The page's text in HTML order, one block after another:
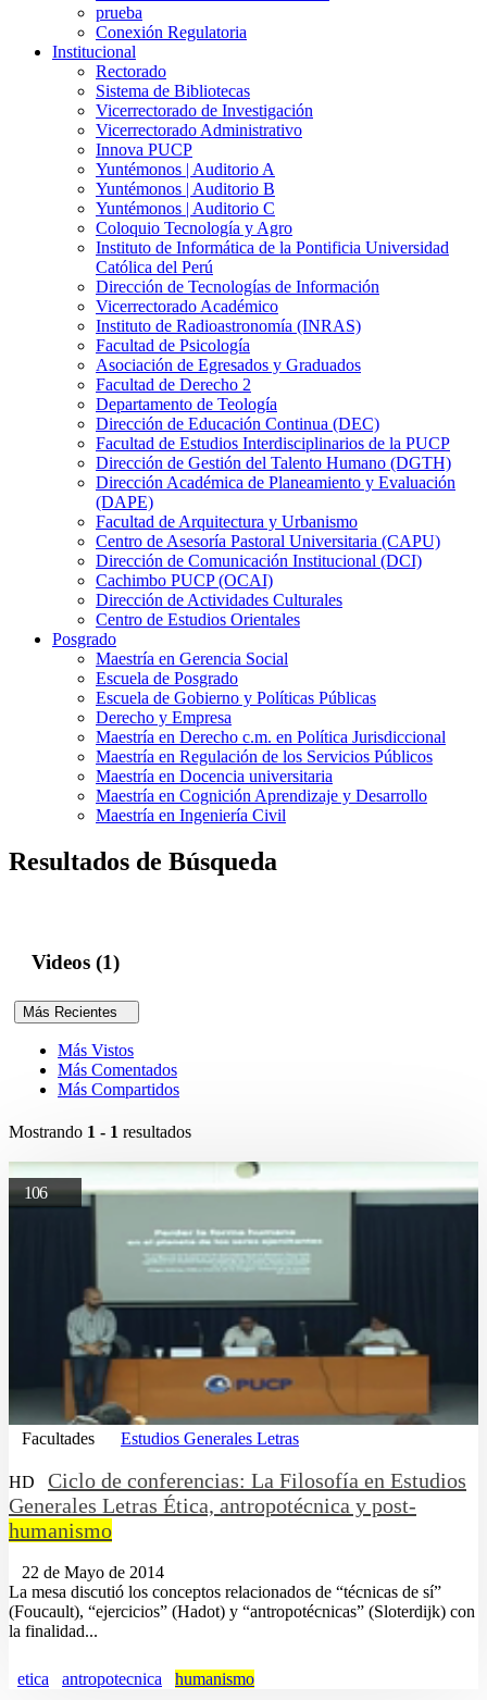
prueba
Conexión Regulatoria
Institucional
Rectorado
Sistema de Bibliotecas
Vicerrectorado de Investigación
Vicerrectorado Administrativo
Innova PUCP
Yuntémonos | Auditorio A
Yuntémonos | Auditorio B
Yuntémonos | Auditorio C
Coloquio Tecnología y Agro
Instituto de Informática de la Pontificia Universidad
Católica del Perú
Dirección de Tecnologías de Información
Vicerrectorado Académico
Instituto de Radioastronomía (INRAS)
Facultad de Psicología
Asociación de Egresados y Graduados
Facultad de Derecho 2
Departamento de Teología
Dirección de Educación Continua (DEC)
Facultad de Estudios Interdisciplinarios de la PUCP
Dirección de Gestión del Talento Humano (DGTH)
Dirección Académica de Planeamiento y Evaluación
(DAPE)
Facultad de Arquitectura y Urbanismo
Centro de Asesoría Pastoral Universitaria (CAPU)
Dirección de Comunicación Institucional (DCI)
Cachimbo PUCP (OCAI)
Dirección de Actividades Culturales
Centro de Estudios Orientales
Posgrado
Maestría en Gerencia Social
Escuela de Posgrado
Escuela de Gobierno y Políticas Públicas
Derecho y Empresa
Maestría en Derecho c.m. en Política Jurisdiccional
Maestría en Regulación de los Servicios Públicos
Maestría en Docencia universitaria
Maestría en Cognición Aprendizaje y Desarrollo
Maestría en Ingeniería Civil
Resultados de Búsqueda
Videos (1)
Más Recientes
Más Vistos
Más Comentados
Más Compartidos
Mostrando 1 - 1 resultados
106
Facultades Estudios Generales Letras
HD
Ciclo de conferencias: La Filosofía en Estudios
Generales Letras Ética, antropotécnica y post-
humanismo
22 de Mayo de 2014
La mesa discutió los conceptos relacionados de “técnicas de sí”
(Foucault), “ejercicios” (Hadot) y “antropotécnicas” (Sloterdijk) con
la finalidad...
etica antropotecnica humanismo